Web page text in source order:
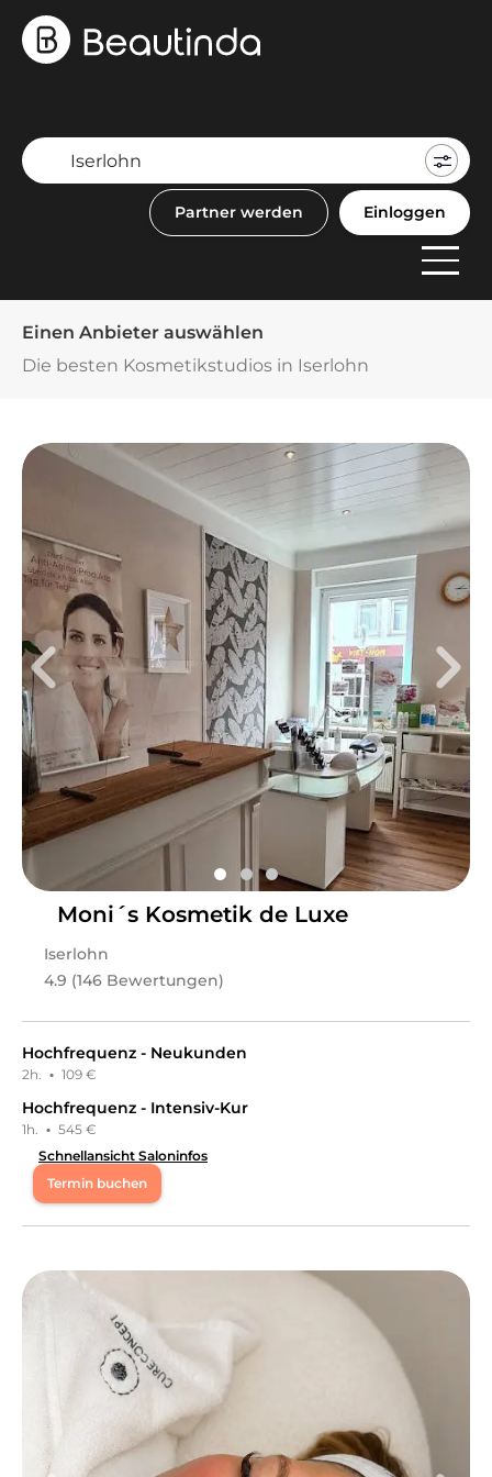
Partner werden Einloggen
Einen Anbieter auswählen
Die besten Kosmetikstudios in Iserlohn
Moni´s Kosmetik de Luxe
Iserlohn
4.9 (146 Bewertungen)
Hochfrequenz - Neukunden
2h. · 109 €
Hochfrequenz - Intensiv-Kur
1h. · 545 €
Schnellansicht Saloninfos
Termin buchen
Mo 08:00 - 18:30
Di 08:00 - 18:30
08:00 - 18:30
08:00 - 18:30
08:00 - 18:30